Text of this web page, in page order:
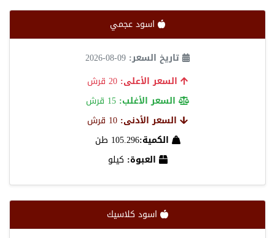
اسود عجمي
تاريخ السعر: 09-08-2026
السعر الأعلى: 20 قرش
السعر الأغلب: 15 قرش
السعر الأدنى:
الكمية:105.296 طن
العبوة: كيلو
اسود كلاسيك